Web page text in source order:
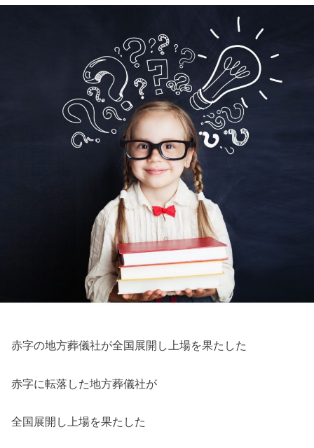
赤字の地方葬儀社が全国展開し上場を果たした
赤字に転落した地方葬儀社が
全国展開し上場を果たした